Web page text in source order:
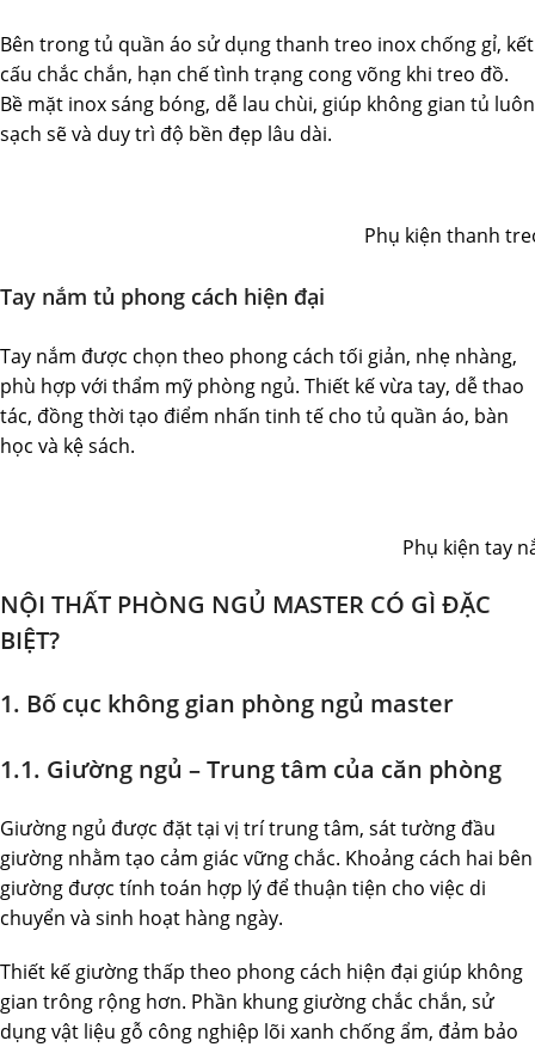
Bên trong tủ quần áo sử dụng thanh treo inox chống gỉ, kết
cấu chắc chắn, hạn chế tình trạng cong võng khi treo đồ.
Bề mặt inox sáng bóng, dễ lau chùi, giúp không gian tủ luôn
sạch sẽ và duy trì độ bền đẹp lâu dài.
Phụ kiện thanh
Tay nắm tủ phong cách hiện đại
Tay nắm được chọn theo phong cách tối giản, nhẹ nhàng,
phù hợp với thẩm mỹ phòng ngủ. Thiết kế vừa tay, dễ thao
tác, đồng thời tạo điểm nhấn tinh tế cho tủ quần áo, bàn
học và kệ sách.
Phụ kiện tay
NỘI THẤT PHÒNG NGỦ MASTER CÓ GÌ ĐẶC
BIỆT?
1. Bố cục không gian phòng ngủ master
1.1. Giường ngủ – Trung tâm của căn phòng
Giường ngủ được đặt tại vị trí trung tâm, sát tường đầu
giường nhằm tạo cảm giác vững chắc. Khoảng cách hai bên
giường được tính toán hợp lý để thuận tiện cho việc di
chuyển và sinh hoạt hàng ngày.
Thiết kế giường thấp theo phong cách hiện đại giúp không
gian trông rộng hơn. Phần khung giường chắc chắn, sử
dụng vật liệu gỗ công nghiệp lõi xanh chống ẩm, đảm bảo